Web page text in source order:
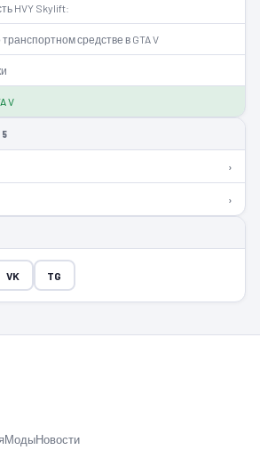
HVY Skylift:
средстве в GTA V
V
›
›
VK TG
МодыНовости